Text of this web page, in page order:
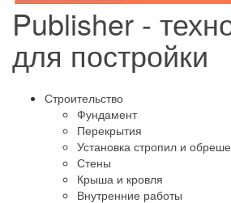
Publisher -
для постройки
Строительство
Фундамент
Перекрытия
Установка стропил и
Стены
Крыша и кровля
Внутренние работы